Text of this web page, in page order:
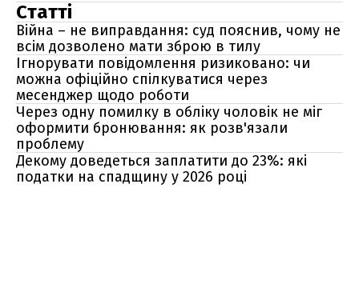
Статті
Війна – не виправдання: суд пояснив, чому не
всім дозволено мати зброю в тилу
Ігнорувати повідомлення ризиковано: чи
можна офіційно спілкуватися через
месенджер щодо роботи
Через одну помилку в обліку чоловік не міг
оформити бронювання: як розв'язали
проблему
Декому доведеться заплатити до 23%: які
податки на спадщину у 2026 році